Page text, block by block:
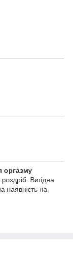
оргазму
Вигідна
наявність на